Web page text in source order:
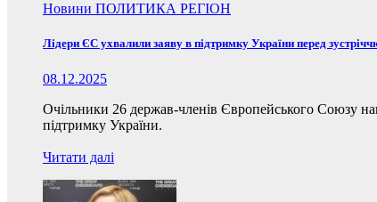
Новини ПОЛИТИКА РЕГІОН
Лідери ЄС ухвалили заяву в підтримку України перед
08.12.2025
Очільники 26 держав-членів Європейського Союзу
підтримку України.
Читати далі